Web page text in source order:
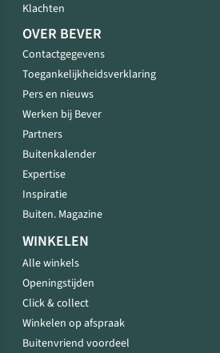
Klachten
OVER BEVER
Contactgegevens
Toegankelijkheidsverklaring
Pers en nieuws
Werken bij Bever
Partners
Buitenkalender
Expertise
Inspiratie
Buiten. Magazine
WINKELEN
Alle winkels
Openingstijden
Click & collect
Winkelen op afspraak
Buitenvriend voordeel